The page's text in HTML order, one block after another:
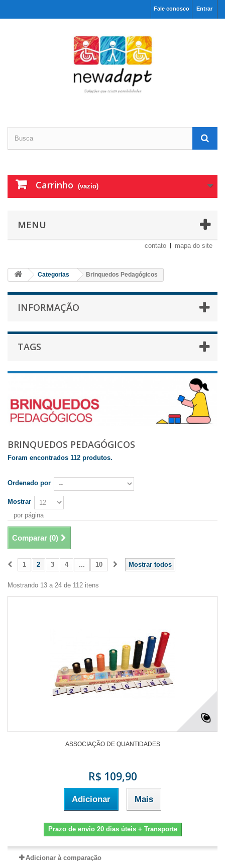
Entrar
Fale conosco
Carrinho (vazio)
MENU
contato mapa do site
Categorias Brinquedos Pedagógicos
INFORMAÇÃO
TAGS
BRINQUEDOS PEDAGÓGICOS
Foram encontrados 112 produtos.
Ordenado por
Mostrar
por página
Comparar (0)
Mostrar todos
1 2 3 4 ... 10
Mostrando 13 a 24 de 112 itens
ASSOCIAÇÃO DE QUANTIDADES
R$ 109,90
Adicionar Mais
Prazo de envio 20 dias úteis + Transporte
Adicionar à comparação